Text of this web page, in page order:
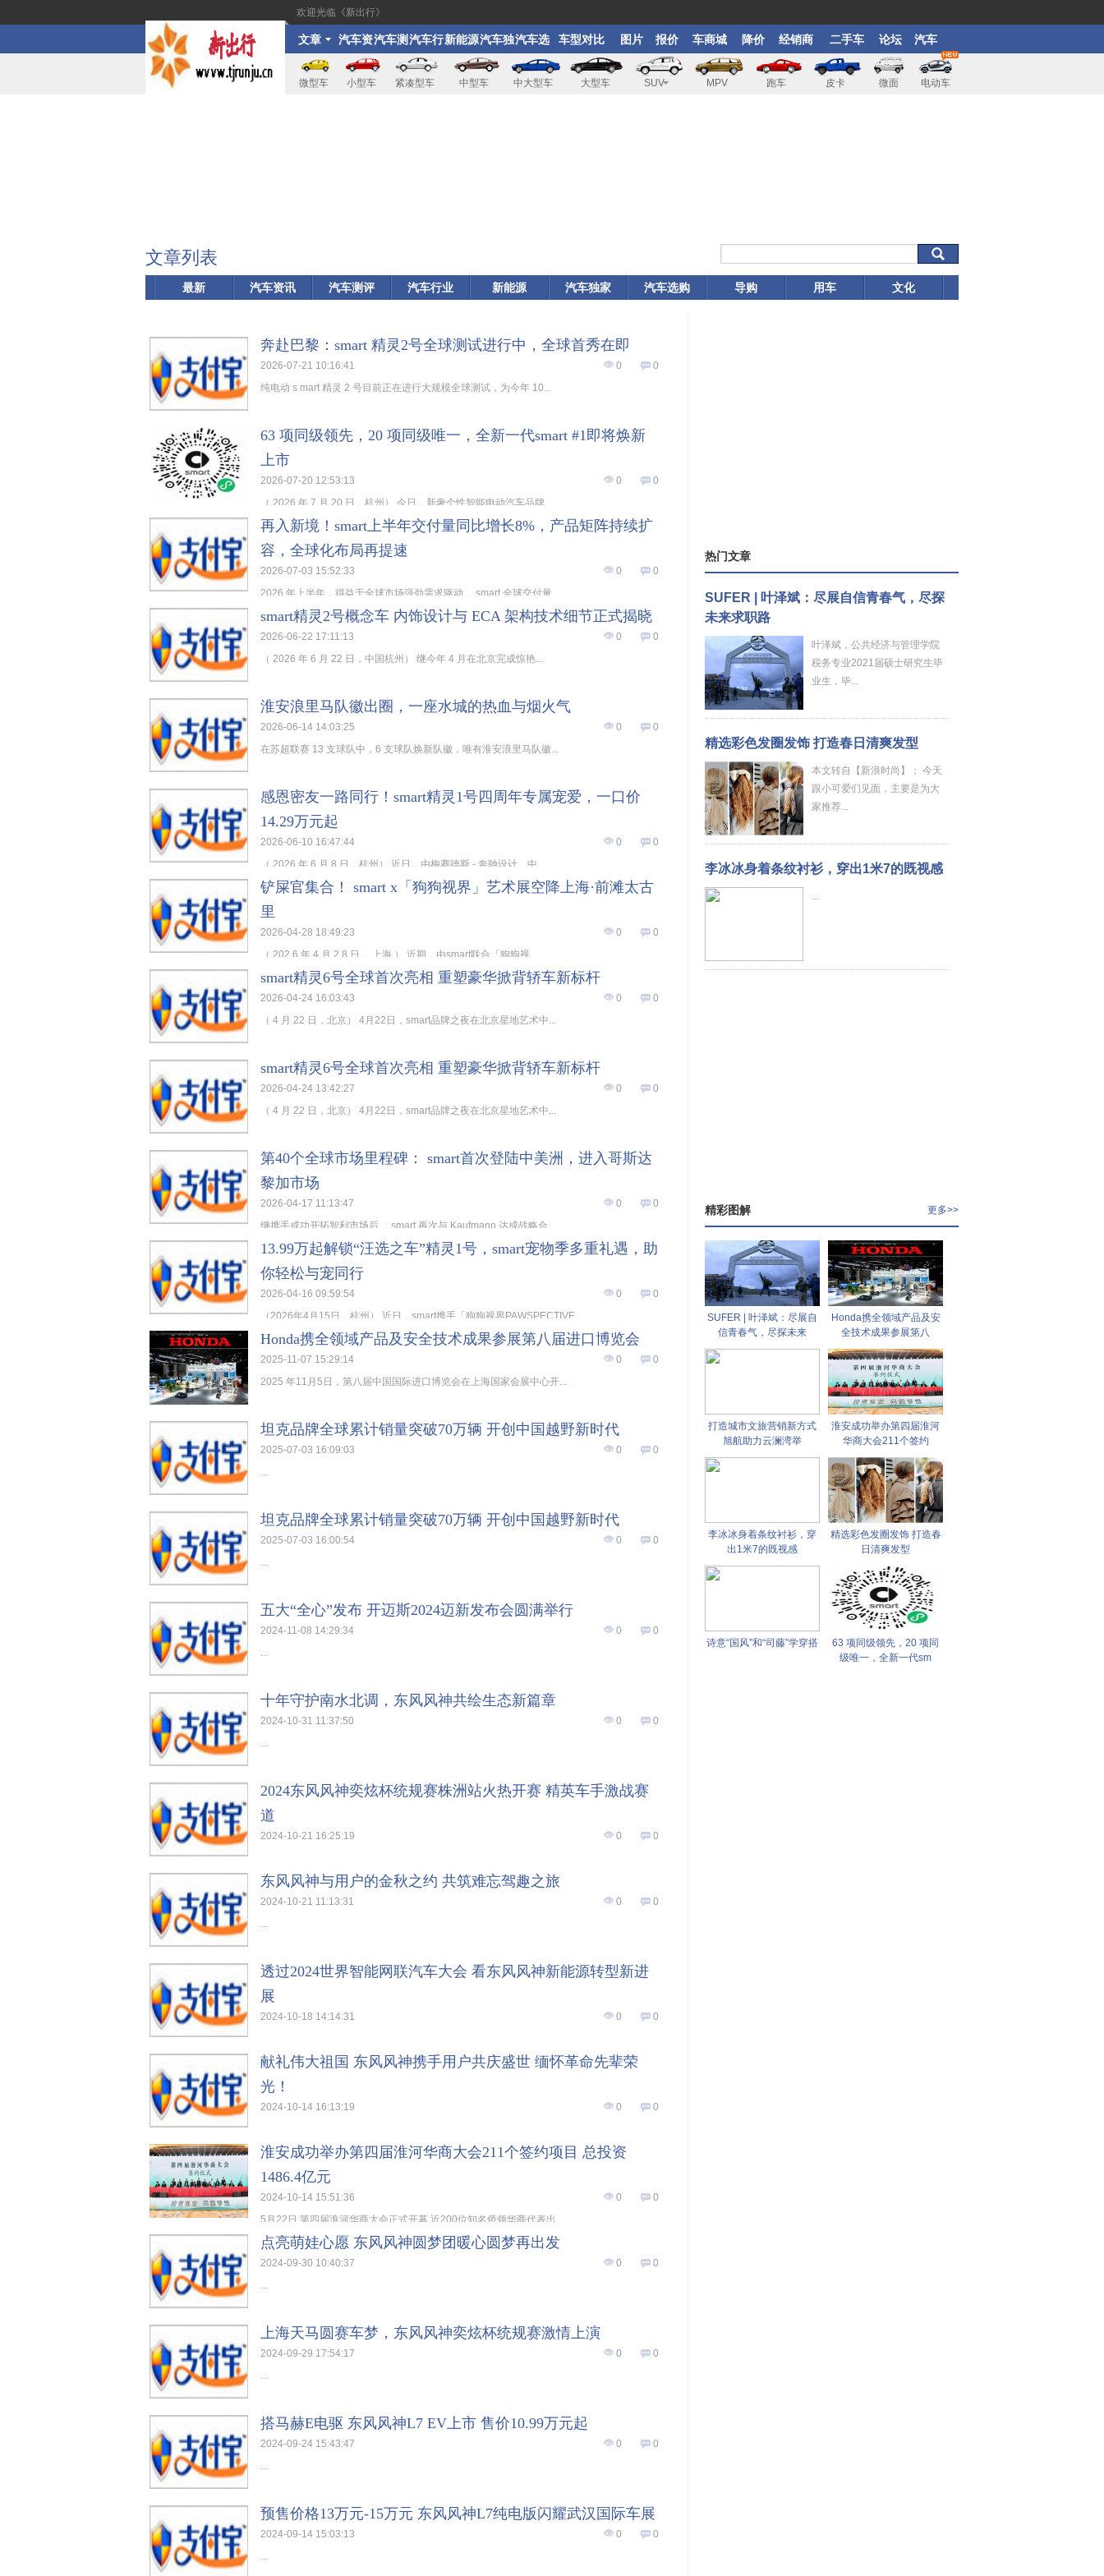
欢迎光临《新出行》
文章 汽车资
讯
汽车测
评
汽车行
业
新能源汽车独
家
汽车选
购
车型对比 图片 报价 车商城 降价 经销商 二手车 论坛 汽车
微型车 小型车 紧凑型车 中型车 中大型车 大型车 SUV MPV 跑车 皮卡 微面 电动车
文章列表
最新 汽车资讯 汽车测评 汽车行业 新能源 汽车独家 汽车选购 导购 用车 文化
奔赴巴黎：smart 精灵2号全球测试进行中，全球首秀在即
2026-07-21 10:16:41 0
0
纯电动 s mart 精灵 2 号目前正在进行大规模全球测试，为今年 10...
63 项同级领先，20 项同级唯一，全新一代smart #1即将焕新
上市
2026-07-20 12:53:13 0
0
（ 2026 年 7 月 20 日，杭州） 今日，新奢个性智能电动汽车品牌...
再入新境！smart上半年交付量同比增长8%，产品矩阵持续扩
容，全球化布局再提速
2026-07-03 15:52:33 0
0
2026 年上半年，得益于全球市场强劲需求驱动， smart 全球交付量...
smart精灵2号概念车 内饰设计与 ECA 架构技术细节正式揭晓
2026-06-22 17:11:13 0
0
（ 2026 年 6 月 22 日，中国杭州） 继今年 4 月在北京完成惊艳...
淮安浪里马队徽出圈，一座水城的热血与烟火气
2026-06-14 14:03:25 0
0
在苏超联赛 13 支球队中，6 支球队焕新队徽，唯有淮安浪里马队徽...
感恩密友一路同行！smart精灵1号四周年专属宠爱，一口价
14.29万元起
2026-06-10 16:47:44 0
0
（ 2026 年 6 月 8 日，杭州） 近日，由梅赛德斯 - 奔驰设计、中...
铲屎官集合！ smart x「狗狗视界」艺术展空降上海·前滩太古
里
2026-04-28 18:49:23 0
0
（ 202 6 年 4 月 2 8 日， 上海 ） 近期，由smart联合「狗狗视...
smart精灵6号全球首次亮相 重塑豪华掀背轿车新标杆
2026-04-24 16:03:43 0
0
（ 4 月 22 日，北京） 4月22日，smart品牌之夜在北京星地艺术中...
smart精灵6号全球首次亮相 重塑豪华掀背轿车新标杆
2026-04-24 13:42:27 0
0
（ 4 月 22 日，北京） 4月22日，smart品牌之夜在北京星地艺术中...
第40个全球市场里程碑： smart首次登陆中美洲，进入哥斯达
黎加市场
2026-04-17 11:13:47 0
0
继携手成功开拓智利市场后， smart 再次与 Kaufmann 达成战略合...
13.99万起解锁“汪选之车”精灵1号，smart宠物季多重礼遇，助
你轻松与宠同行
2026-04-16 09:59:54 0
0
（2026年4月15日，杭州） 近日，smart携手「狗狗视界PAWSPECTIVE...
Honda携全领域产品及安全技术成果参展第八届进口博览会
2025-11-07 15:29:14 0
0
2025 年11月5日，第八届中国国际进口博览会在上海国家会展中心开...
坦克品牌全球累计销量突破70万辆 开创中国越野新时代
2025-07-03 16:09:03 0
0
...
坦克品牌全球累计销量突破70万辆 开创中国越野新时代
2025-07-03 16:00:54 0
0
...
五大“全心”发布 开迈斯2024迈新发布会圆满举行
2024-11-08 14:29:34 0
0
...
十年守护南水北调，东风风神共绘生态新篇章
2024-10-31 11:37:50 0
0
...
2024东风风神奕炫杯统规赛株洲站火热开赛 精英车手激战赛
道
2024-10-21 16:25:19 0
0
东风风神与用户的金秋之约 共筑难忘驾趣之旅
2024-10-21 11:13:31 0
0
...
透过2024世界智能网联汽车大会 看东风风神新能源转型新进
展
2024-10-18 14:14:31 0
0
献礼伟大祖国 东风风神携手用户共庆盛世 缅怀革命先辈荣
光！
2024-10-14 16:13:19 0
0
淮安成功举办第四届淮河华商大会211个签约项目 总投资
1486.4亿元
2024-10-14 15:51:36 0
0
5月22日,第四届淮河华商大会正式开幕,近200位知名侨领华商代表出...
点亮萌娃心愿 东风风神圆梦团暖心圆梦再出发
2024-09-30 10:40:37 0
0
...
上海天马圆赛车梦，东风风神奕炫杯统规赛激情上演
2024-09-29 17:54:17 0
0
...
搭马赫E电驱 东风风神L7 EV上市 售价10.99万元起
2024-09-24 15:43:47 0
0
...
预售价格13万元-15万元 东风风神L7纯电版闪耀武汉国际车展
2024-09-14 15:03:13 0
0
...
热门文章
SUFER | 叶泽斌：尽展自信青春气，尽探
未来求职路
叶泽斌，公共经济与管理学院
税务专业2021届硕士研究生毕
业生，毕...
精选彩色发圈发饰 打造春日清爽发型
本文转自【新浪时尚】； 今天
跟小可爱们见面，主要是为大
家推荐...
李冰冰身着条纹衬衫，穿出1米7的既视感
...
更多>>
精彩图解
SUFER | 叶泽斌：尽展自
信青春气，尽探未来
Honda携全领域产品及安
全技术成果参展第八
打造城市文旅营销新方式
旭航助力云澜湾举
淮安成功举办第四届淮河
华商大会211个签约
李冰冰身着条纹衬衫，穿
出1米7的既视感
精选彩色发圈发饰 打造春
日清爽发型
诗意“国风”和“司藤”学穿搭
63 项同级领先，20 项同
级唯一，全新一代sm